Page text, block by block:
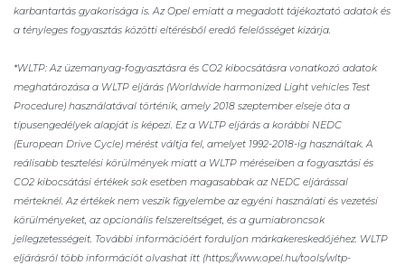
karbantartás gyakorisága is. Az Opel emiatt a megadott tájékoztató adatok és
a tényleges fogyasztás közötti eltérésből eredő felelősséget kizárja.
*WLTP: Az üzemanyag-fogyasztásra és CO2 kibocsátásra vonatkozó adatok
meghatározása a WLTP eljárás (Worldwide harmonized Light vehicles Test
Procedure) használatával történik, amely 2018 szeptember elseje óta a
típusengedélyek alapját is képezi. Ez a WLTP eljárás a korábbi NEDC
(European Drive Cycle) mérést váltja fel, amelyet 1992-2018-ig használtak. A
reálisabb tesztelési körülmények miatt a WLTP méréseiben a fogyasztási és
CO2 kibocsátási értékek sok esetben magasabbak az NEDC eljárással
mérteknél. Az értékek nem veszik figyelembe az egyéni használati és vezetési
körülményeket, az opcionális felszereltséget, és a gumiabroncsok
jellegzetességeit. További információért forduljon márkakereskedőjéhez. WLTP
eljárásról több információt olvashat itt (https://www.opel.hu/tools/wltp-